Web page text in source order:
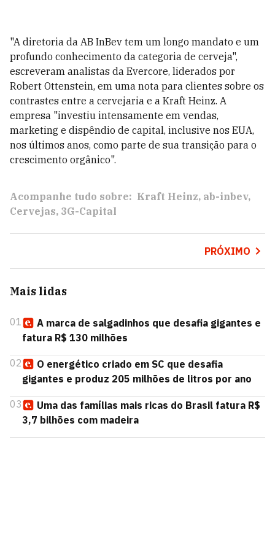
"A diretoria da AB InBev tem um longo mandato e um
profundo conhecimento da categoria de cerveja",
escreveram analistas da Evercore, liderados por
Robert Ottenstein, em uma nota para clientes sobre os
contrastes entre a cervejaria e a Kraft Heinz. A
empresa "investiu intensamente em vendas,
marketing e dispêndio de capital, inclusive nos EUA,
nos últimos anos, como parte de sua transição para o
crescimento orgânico".
Acompanhe tudo sobre: Kraft Heinz ab-inbev
Cervejas 3G-Capital
PRÓXIMO
Mais lidas
01
A marca de salgadinhos que desafia gigantes e
fatura R$ 130 milhões
02
O energético criado em SC que desafia
gigantes e produz 205 milhões de litros por ano
03
Uma das famílias mais ricas do Brasil fatura R$
3,7 bilhões com madeira